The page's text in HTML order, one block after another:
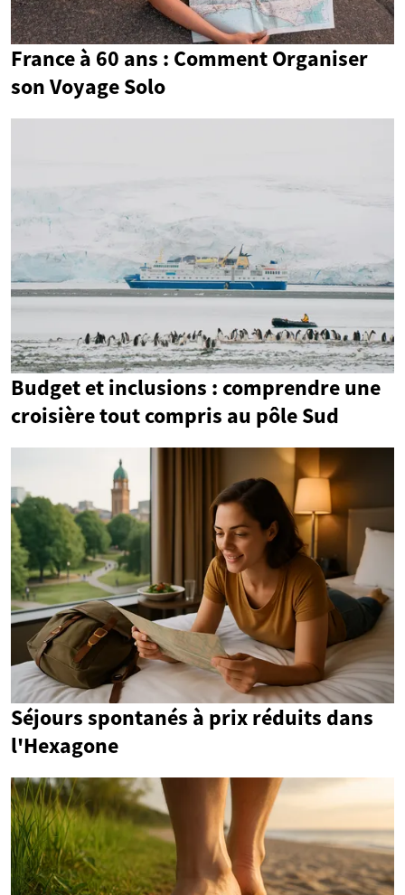
France à 60 ans : Comment Organiser
son Voyage Solo
Budget et inclusions : comprendre une
croisière tout compris au pôle Sud
Séjours spontanés à prix réduits dans
l'Hexagone